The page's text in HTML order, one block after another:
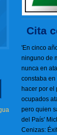
Cita
'En cinco
ninguno de
nunca en
constaba
hacer por el
ocupados
pero quien
del País'
Cenizas: